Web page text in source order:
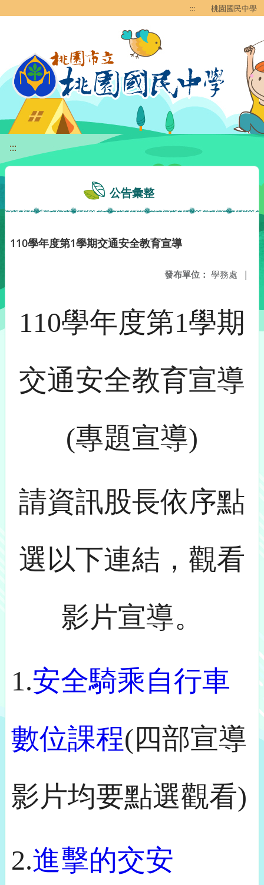
::: 桃園國民中學
:::
公告彙整
110學年度第1學期交通安全教育宣導
發布單位： 學務處 |
110學年度第1學期
交通安全教育宣導
(專題宣導)
請資訊股長依序點
選以下連結，觀看
影片宣導。
1.安全騎乘自行車
數位課程(四部宣導
影片均要點選觀看)
2.進擊的交安